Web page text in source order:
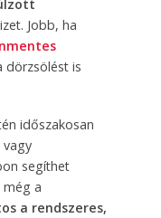
Jobb, ha
dörzsölést is
időszakosan
segíthet
a
a rendszeres,